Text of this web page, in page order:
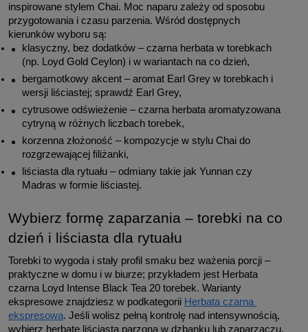
inspirowane stylem Chai. Moc naparu zależy od sposobu
przygotowania i czasu parzenia. Wśród dostępnych
kierunków wyboru są:
klasyczny, bez dodatków – czarna herbata w torebkach
(np. Loyd Gold Ceylon) i w wariantach na co dzień,
bergamotkowy akcent – aromat Earl Grey w torebkach i
wersji liściastej; sprawdź Earl Grey,
cytrusowe odświeżenie – czarna herbata aromatyzowana
cytryną w różnych liczbach torebek,
korzenna złożoność – kompozycje w stylu Chai do
rozgrzewającej filiżanki,
liściasta dla rytuału – odmiany takie jak Yunnan czy
Madras w formie liściastej.
Wybierz formę zaparzania – torebki na co
dzień i liściasta dla rytuału
Torebki to wygoda i stały profil smaku bez ważenia porcji –
praktyczne w domu i w biurze; przykładem jest Herbata
czarna Loyd Intense Black Tea 20 torebek. Warianty
ekspresowe znajdziesz w podkategorii Herbata czarna
ekspresowa. Jeśli wolisz pełną kontrolę nad intensywnością,
wybierz herbatę liściastą parzoną w dzbanku lub zaparzaczu.